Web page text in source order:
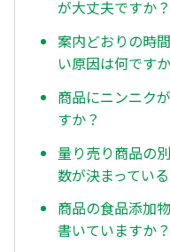
が大丈夫ですか？
案内どおりの時
い原因は何です
商品にニンニク
すか？
量り売り商品の
数が決まってい
商品の食品添加
書いていますか？